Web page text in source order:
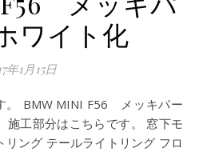
ワイト化
年1月15日
施工部分はこちらです。 窓下モ
ング テールライトリング フロ